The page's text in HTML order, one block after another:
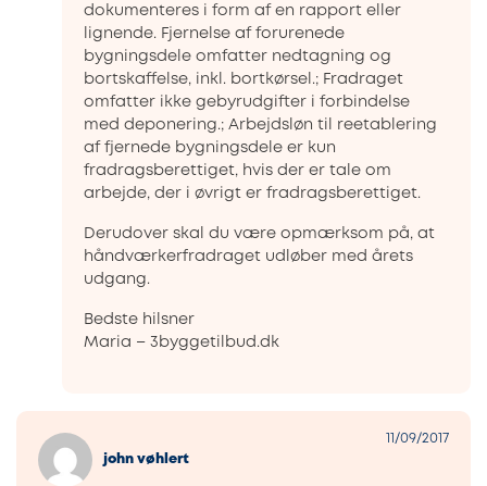
dokumenteres i form af en rapport eller
lignende. Fjernelse af forurenede
bygningsdele omfatter nedtagning og
bortskaffelse, inkl. bortkørsel.; Fradraget
omfatter ikke gebyrudgifter i forbindelse
med deponering.; Arbejdsløn til reetablering
af fjernede bygningsdele er kun
fradragsberettiget, hvis der er tale om
arbejde, der i øvrigt er fradragsberettiget.
Derudover skal du være opmærksom på, at
håndværkerfradraget udløber med årets
udgang.
Bedste hilsner
Maria – 3byggetilbud.dk
john vøhlert
11/09/2017